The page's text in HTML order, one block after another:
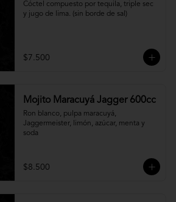
Cóctel compuesto por tequila, triple sec
y jugo de lima. (sin borde de sal)
$7.500
Mojito Maracuyá Jagger 600cc
Ron blanco, pulpa maracuyá,
Jaggermeister, limón, azúcar, menta y
soda
$8.500